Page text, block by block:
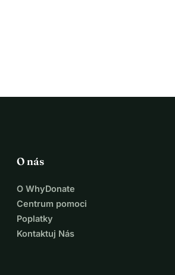
O nás
O WhyDonate
Centrum pomoci
Poplatky
Kontaktuj Nás